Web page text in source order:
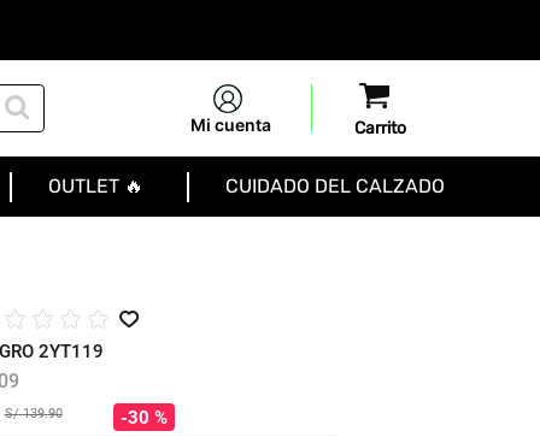
Mi cuenta
OUTLET 🔥 CUIDADO DEL CALZADO
☆ ☆ ☆ ☆
2YT119
S/ 139.90 30 %